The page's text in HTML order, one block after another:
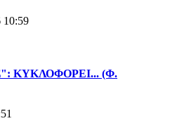
10:59
ΚΥΚΛΟΦΟΡΕΙ... (Φ.